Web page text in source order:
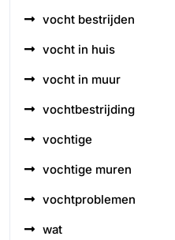
vocht bestrijden
vocht in huis
vocht in muur
vochtbestrijding
vochtige
vochtige muren
vochtproblemen
wat